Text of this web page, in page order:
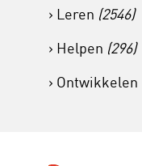
Leren (2546)
Helpen (296)
Ontwikkelen